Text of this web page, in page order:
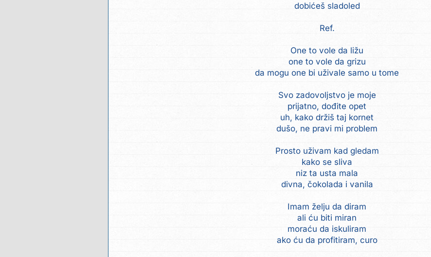
dobićeš sladoled
Ref.
One to vole da ližu
one to vole da grizu
da mogu one bi uživale samo u tome
Svo zadovoljstvo je moje
prijatno, dođite opet
uh, kako držiš taj kornet
dušo, ne pravi mi problem
Prosto uživam kad gledam
kako se sliva
niz ta usta mala
divna, čokolada i vanila
Imam želju da diram
ali ću biti miran
moraću da iskuliram
ako ću da profitiram, curo